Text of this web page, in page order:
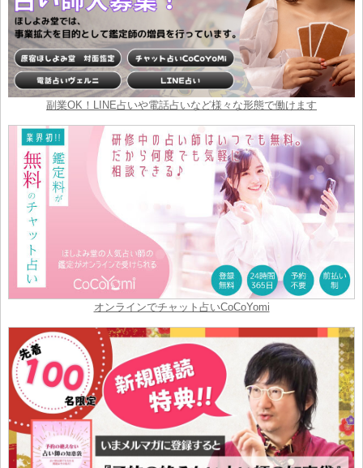
副業OK！LINE占いや電話占いなど様々な形態で働けます
オンラインでチャット占いCoCoYomi